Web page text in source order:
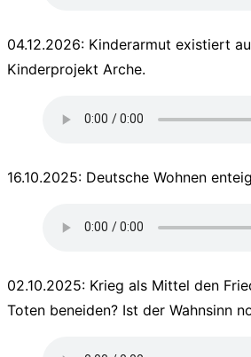
04.12.2026: Kinderarmut existiert
Kinderprojekt Arche.
16.10.2025: Deutsche Wohnen
02.10.2025: Krieg als Mittel den
Toten beneiden? Ist der Wahnsinn